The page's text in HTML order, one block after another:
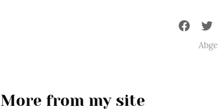
More from my site